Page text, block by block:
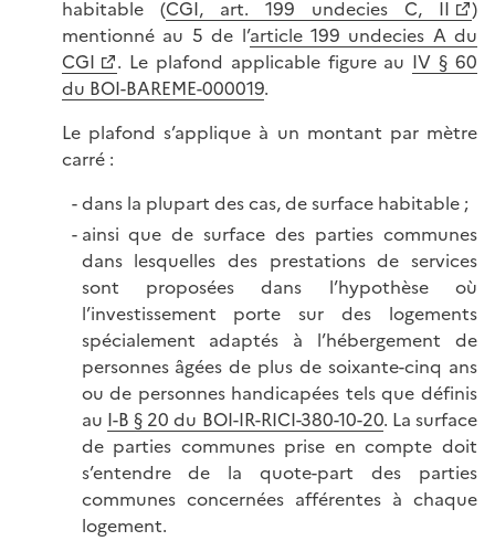
habitable (CGI, art. 199 undecies C, II
)
mentionné au 5 de l’article 199 undecies A du
CGI
. Le plafond applicable figure au IV § 60
du BOI-BAREME-000019.
Le plafond s’applique à un montant par mètre
carré :
dans la plupart des cas, de surface habitable ;
ainsi que de surface des parties communes
dans lesquelles des prestations de services
sont proposées dans l’hypothèse où
l’investissement porte sur des logements
spécialement adaptés à l’hébergement de
personnes âgées de plus de soixante-cinq ans
ou de personnes handicapées tels que définis
au I-B § 20 du BOI-IR-RICI-380-10-20. La surface
de parties communes prise en compte doit
s’entendre de la quote-part des parties
communes concernées afférentes à chaque
logement.